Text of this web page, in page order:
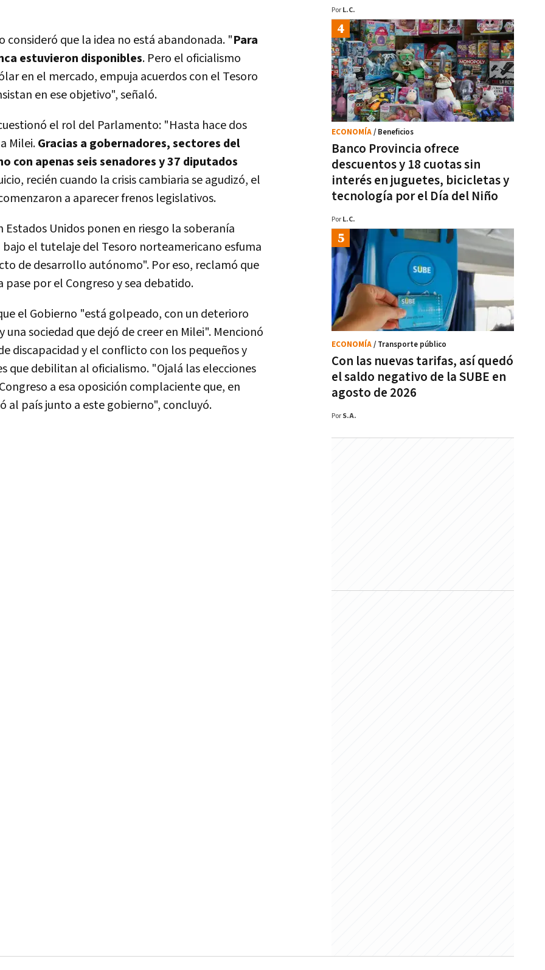
consideró que la idea no está abandonada. "Para
estuvieron disponibles. Pero el oficialismo
en el mercado, empuja acuerdos con el Tesoro
en ese objetivo", señaló.
el rol del Parlamento: "Hasta hace dos
Milei.Gracias a gobernadores, sectores del
con apenas seis senadores y 37 diputados
recién cuando la crisis cambiaria se agudizó, el
a aparecer frenos legislativos.
Unidos ponen en riesgo la soberanía
el tutelaje del Tesoro norteamericano esfuma
de desarrollo autónomo". Por eso, reclamó que
por el Congreso y sea debatido.
el Gobierno "está golpeado, con un deterioro
sociedad que dejó de creer en Milei". Mencionó
discapacidad y el conflicto con los pequeños y
que debilitan al oficialismo. "Ojalá las elecciones
a esa oposición complaciente que, en
país junto a este gobierno", concluyó.
Por L.C.
Banco Provincia ofrece
descuentos y 18 cuotas sin
interés en juguetes, bicicletas y
tecnología por el Día del Niño
ECONOMÍA/ Beneficios
Por L.C.
Con las nuevas tarifas, así quedó
el saldo negativo de la SUBE en
agosto de 2026
ECONOMÍA/ Transporte público
Por S.A.